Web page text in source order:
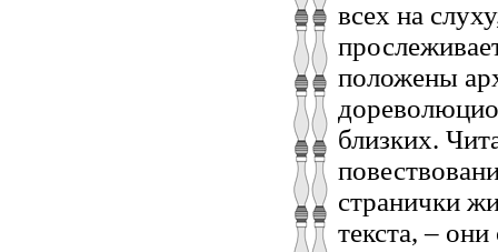
всех на
положены
близких.
странички
текста, –